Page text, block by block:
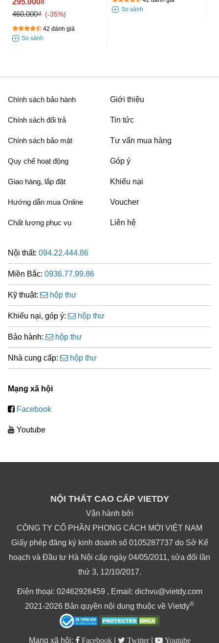
295.000₫
460.000₫
-35%
42 đánh giá
Chính sách bảo hành
Chính sách đổi trả
Chính sách bảo mật
Quy chế hoạt động
Giao hàng, lắp đặt
Hướng dẫn mua Online
Chất lượng phục vụ
Giới thiệu
Tin tức
Tư vấn mua hàng
Góp ý
Khiếu nại
Voucher
Liên hệ
Nội thất: 094.22.444.86
Miền Bắc: 0936.77.99.86
Kỹ thuật: hộp thư
Khiếu nại, góp ý: hộp thư
Bảo hành: hộp thư
Nhà cung cấp: hộp thư
Mạng xã hội
Facebook
Youtube
NỘI THẤT CAO CẤP VIETDY
Vận hành bởi
CÔNG TY CỔ PHẦN PHONG CÁCH MỚI VIỆT NAM
Giấy phép đăng ký kinh doanh số 0105287737 do Sở Kế
hoạch và Đầu tư Hà Nội cấp ngày 04/05/2011, sửa đổi lần
thứ 3, 12/10/2017.
Điện thoại: 02462926459 , Email: dichvu@vietdy.com
2021-2026 Bản quyền nội dung thuộc về Vietdy®
Mạng xã hội: Facebook Twitter Youtube